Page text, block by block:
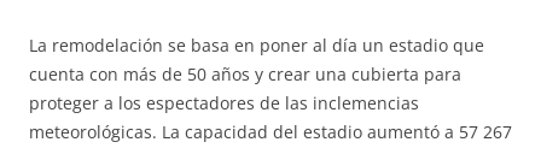
La remodelación se basa en poner al día un estadio que
cuenta con más de 50 años y crear una cubierta para
proteger a los espectadores de las inclemencias
meteorológicas. La capacidad del estadio aumentó a 57 267